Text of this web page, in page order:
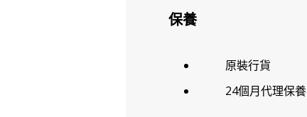
保養
原裝行貨
24個月代理保養